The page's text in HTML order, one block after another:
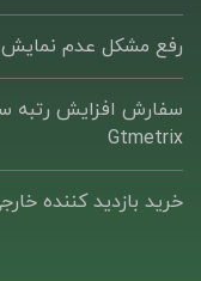
رفع مشکل عدم
سفارش افزایش رتبه
Gtmetrix
خرید بازدید کننده